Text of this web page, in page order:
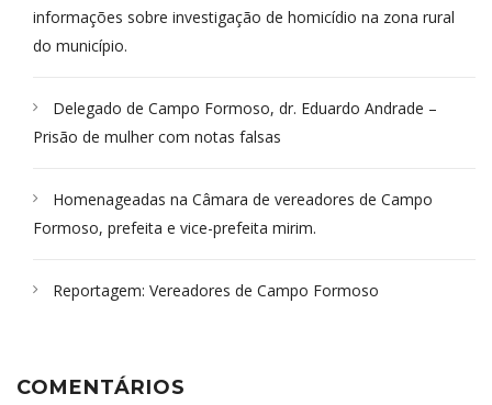
informações sobre investigação de homicídio na zona rural
do município.
Delegado de Campo Formoso, dr. Eduardo Andrade –
Prisão de mulher com notas falsas
Homenageadas na Câmara de vereadores de Campo
Formoso, prefeita e vice-prefeita mirim.
Reportagem: Vereadores de Campo Formoso
COMENTÁRIOS